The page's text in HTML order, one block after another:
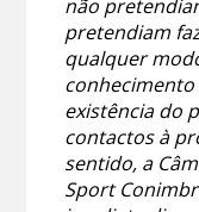
não
pretendiam
qualquer
conhecimento
existência do
contactos à
sentido, a
Sport